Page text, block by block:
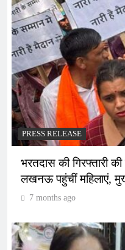
PRESS RELEASE
भरतदास की गिरफ्तारी
लखनऊ पहुंचीं महिलाएं,
7 months ago